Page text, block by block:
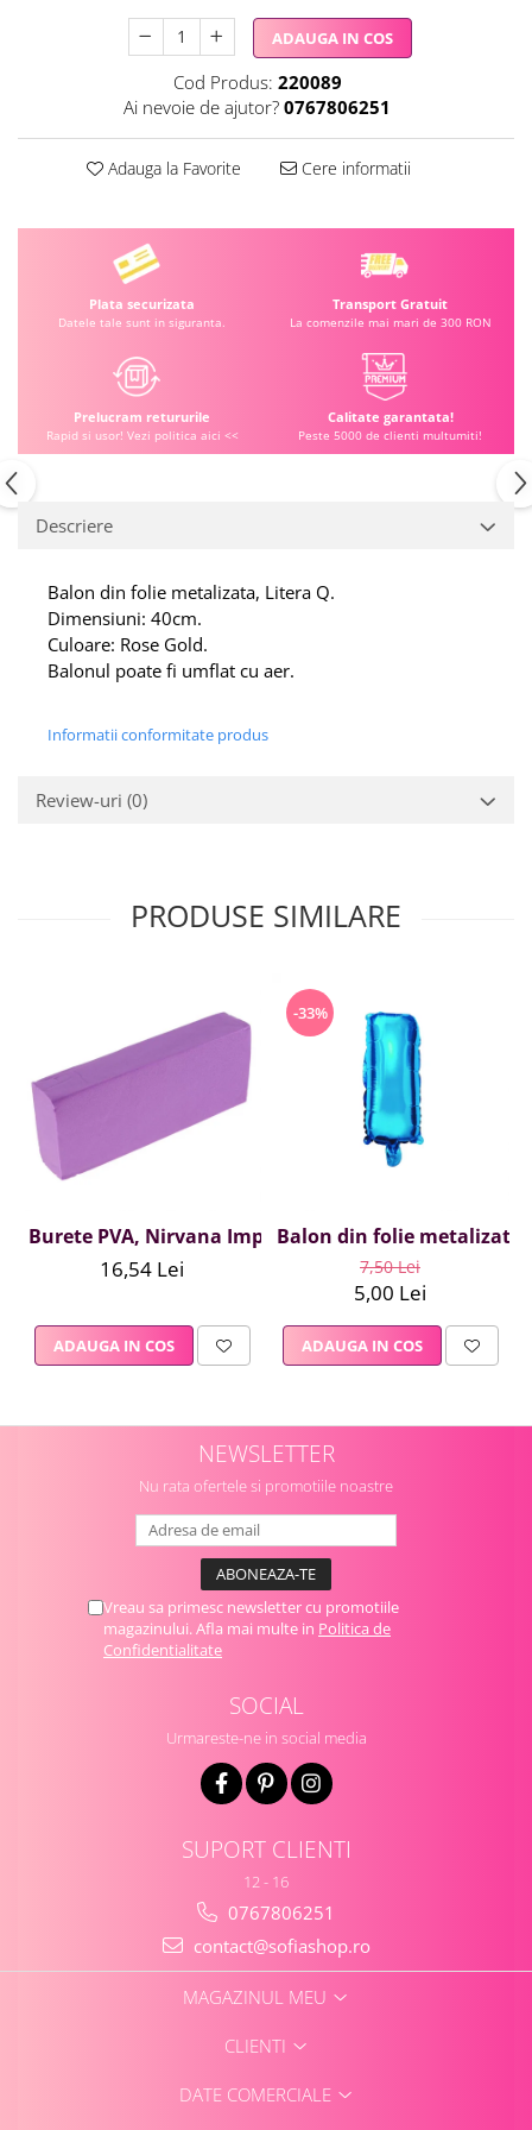
ADAUGA IN COS
Cod Produs: 220089
Ai nevoie de ajutor? 0767806251
Adauga la Favorite Cere informatii
Plata securizata
Datele tale sunt in siguranta.
Transport Gratuit
La comenzile mai mari de 300 RON
Prelucram retururile
Rapid si usor! Vezi politica aici <<
Calitate garantata!
Peste 5000 de clienti multumiti!
Descriere
Balon din folie metalizata, Litera Q.
Dimensiuni: 40cm.
Culoare: Rose Gold.
Balonul poate fi umflat cu aer.
Informatii conformitate produs
Review-uri (0)
PRODUSE SIMILARE
Burete PVA, Nirvana Impex, 1 buc, mov
16,54 Lei
ADAUGA IN COS
-33%
Balon din folie metalizata
7,50 Lei
5,00 Lei
ADAUGA IN COS
NEWSLETTER
Nu rata ofertele si promotiile noastre
Vreau sa primesc newsletter cu promotiile
magazinului. Afla mai multe in Politica de
Confidentialitate
SOCIAL
Urmareste-ne in social media
SUPORT CLIENTI
12 - 16
0767806251
contact@sofiashop.ro
MAGAZINUL MEU
CLIENTI
DATE COMERCIALE